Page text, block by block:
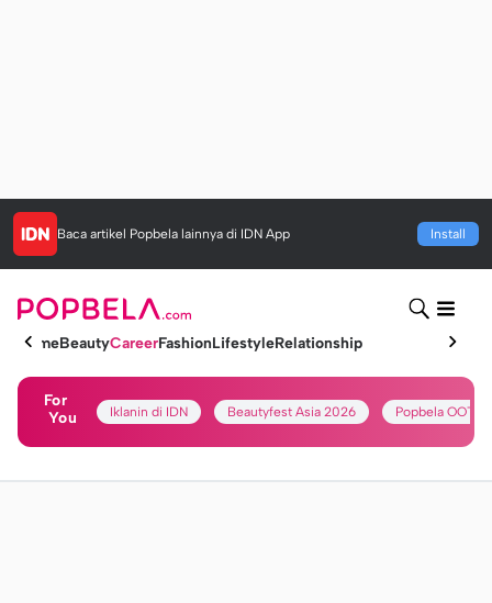
Baca artikel Popbela lainnya di IDN App Install
HomeBeautyCareerFashionLifestyleRelationship
For
You
Iklanin di IDN Beautyfest Asia 2026 Popbela OOTD